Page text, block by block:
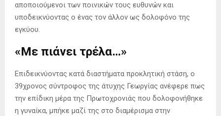
αποποιούμενοι των ποινικών τους ευθυνών και
υποδεικνύοντας ο ένας τον άλλον ως δολοφόνο της
εγκύου.
«Με πιάνει τρέλα…»
Επιδεικνύοντας κατά διαστήματα προκλητική στάση, ο
39χρονος σύντροφος της άτυχης Γεωργίας ανέφερε πως
την επίδικη μέρα της Πρωτοχρονιάς που δολοφονήθηκε
η γυναίκα, μπήκε μαζί της στο διαμέρισμα στην